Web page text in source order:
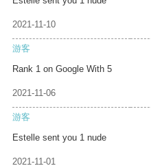
2021-11-10
游客
Rank 1 on Google With 5
2021-11-06
游客
Estelle sent you 1 nude
2021-11-01